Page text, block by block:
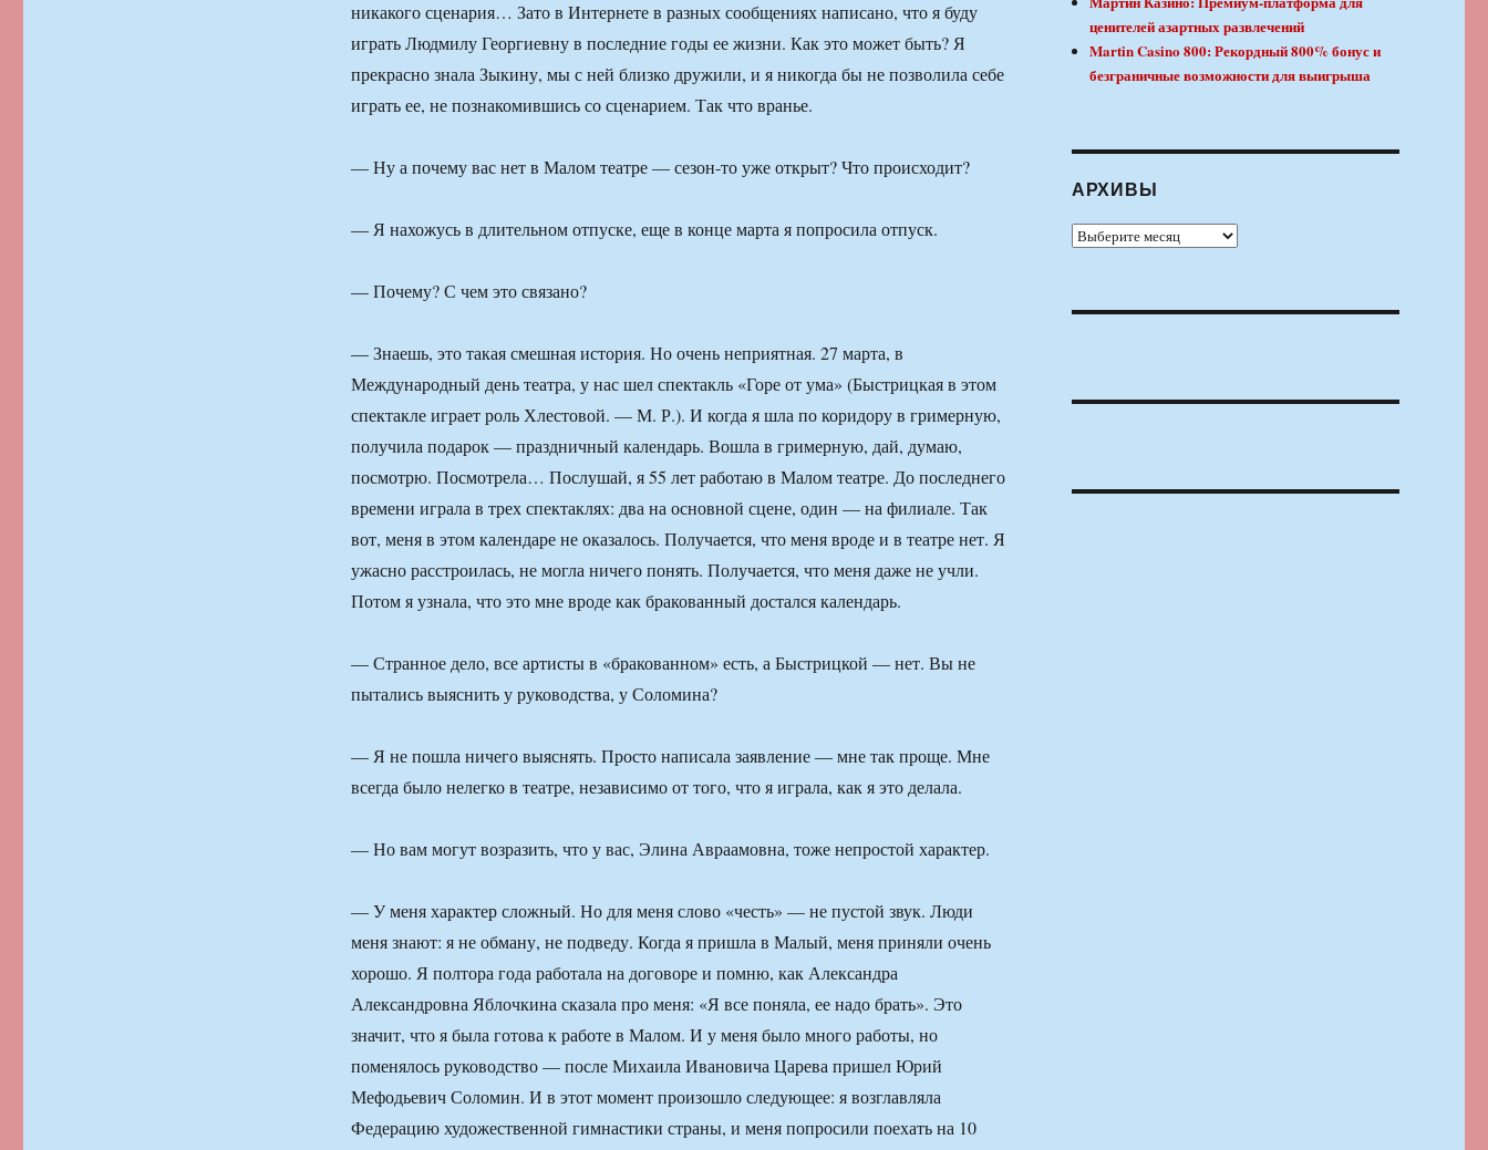
никакого сценария… Зато в Интернете в разных сообщениях написано, что я буду
играть Людмилу Георгиевну в последние годы ее жизни. Как это может быть? Я
прекрасно знала Зыкину, мы с ней близко дружили, и я никогда бы не позволила себе
играть ее, не познакомившись со сценарием. Так что вранье.
— Ну а почему вас нет в Малом театре — сезон-то уже открыт? Что происходит?
— Я нахожусь в длительном отпуске, еще в конце марта я попросила отпуск.
— Почему? С чем это связано?
— Знаешь, это такая смешная история. Но очень неприятная. 27 марта, в
Международный день театра, у нас шел спектакль «Горе от ума» (Быстрицкая в этом
спектакле играет роль Хлестовой. — М. Р.). И когда я шла по коридору в гримерную,
получила подарок — праздничный календарь. Вошла в гримерную, дай, думаю,
посмотрю. Посмотрела… Послушай, я 55 лет работаю в Малом театре. До последнего
времени играла в трех спектаклях: два на основной сцене, один — на филиале. Так
вот, меня в этом календаре не оказалось. Получается, что меня вроде и в театре нет. Я
ужасно расстроилась, не могла ничего понять. Получается, что меня даже не учли.
Потом я узнала, что это мне вроде как бракованный достался календарь.
— Странное дело, все артисты в «бракованном» есть, а Быстрицкой — нет. Вы не
пытались выяснить у руководства, у Соломина?
— Я не пошла ничего выяснять. Просто написала заявление — мне так проще. Мне
всегда было нелегко в театре, независимо от того, что я играла, как я это делала.
— Но вам могут возразить, что у вас, Элина Авраамовна, тоже непростой характер.
— У меня характер сложный. Но для меня слово «честь» — не пустой звук. Люди
меня знают: я не обману, не подведу. Когда я пришла в Малый, меня приняли очень
хорошо. Я полтора года работала на договоре и помню, как Александра
Александровна Яблочкина сказала про меня: «Я все поняла, ее надо брать». Это
значит, что я была готова к работе в Малом. И у меня было много работы, но
поменялось руководство — после Михаила Ивановича Царева пришел Юрий
Мефодьевич Соломин. И в этот момент произошло следующее: я возглавляла
Федерацию художественной гимнастики страны, и меня попросили поехать на 10
ценителей азартных развлечений
Martin Casino 800: Рекордный 800% бонус и
безграничные возможности для выигрыша
АРХИВЫ
Архивы